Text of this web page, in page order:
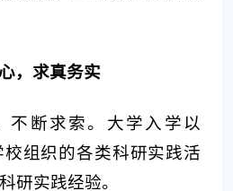
，求真务实
不断求索。大学入学以
组织的各类科研实践活
研实践经验。